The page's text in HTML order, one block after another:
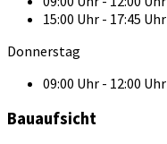
15:00 Uhr - 17:45 Uhr
Donnerstag
09:00 Uhr - 12:00 Uhr
Bauaufsicht